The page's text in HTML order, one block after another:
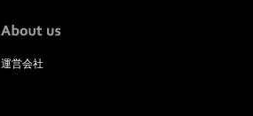
運営会社